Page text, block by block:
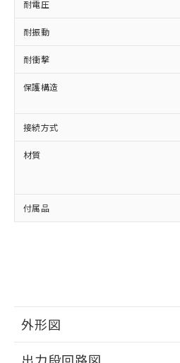
耐電圧
耐振動
耐衝撃
保護構造
接続方式
材質
付属品
外形図
タに基づき作成さ
覧された時点での
準価格とは異なる
正式な納期状況お
様のお取引先、ま
ムロン制御機器販
オムロン制御機器
販売ネットワ
在庫状況および標
事前の承諾なく第
示しないようお願い
マイパーツ機能（部
ビス）をご利用いた
をご了承ください。
※当社の共同利用者
鉛(Pb) 1000ppm以下、 水銀
六価クロム(Cr(Ⅵ)) 1000ppm以
類(PBB) 1000ppm以下、ポリ臭
(PBDE) 1000ppm以下、フタル
ル) (DEHP)(別名：DOP)
ルベンジル（BBP） 1000ppm以
(DIBP) 1000ppm以下
但し、RoHS指令で産業用監視お
フタル酸エステル類の４物質に
図的な使用がないことを確認して
部品在庫の切り替え状況
月が前後することがあり
下記の非含有証明書をダ
とができます。
EU RoHS指令（10物質）
*中国RoHS10物質の基準値 (GB/
Pb(鉛) :1000ppm、 Hg(水銀) :
DBP(フタル酸ジブチル) :
イソブチル) : 1000ppm、 BBP(フ
ル) : 1000ppm、
DEHP(フタル酸ビス(2-エチルヘ
「ｅ」：有害物質（10物
準値以下であることを示
「10」：通常の使用状況
質が外部に漏えいし、環
国政府の輸出許可(
可)を取得するなど
当社は規制貨物を
全に破砕するなど
いよう必要な手段
当社は貴社製品を
ル、化学兵器、生
武器並びにこれら
当社は、貴社製品
場合は、上記1、2
該第三者に通知し
販売先および販売に
法に輸出するおそれ
一定数には満た
在庫なし(最新
いては、お客
たはお客様担
機器販売店・
受注生産機種